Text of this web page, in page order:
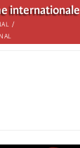
internationale
/